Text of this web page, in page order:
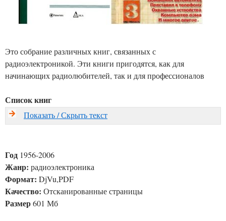
Это собрание различных книг, связанных с
радиоэлектроникой. Эти книги пригодятся, как для
начинающих радиолюбителей, так и для профессионалов
Список книг
Показать / Скрыть текст
Год 1956-2006
Жанр: радиоэлектроника
Формат: DjVu,PDF
Качество: Отсканированные страницы
Размер601 Мб